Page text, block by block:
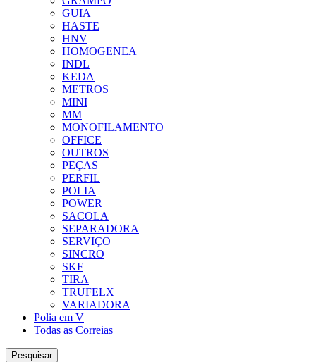
GUIA
HASTE
HNV
HOMOGENEA
INDL
KEDA
METROS
MINI
MM
MONOFILAMENTO
OFFICE
OUTROS
PEÇAS
PERFIL
POLIA
POWER
SACOLA
SEPARADORA
SERVIÇO
SINCRO
SKF
TIRA
TRUFELX
VARIADORA
Polia em V
Todas as Correias
Pesquisar